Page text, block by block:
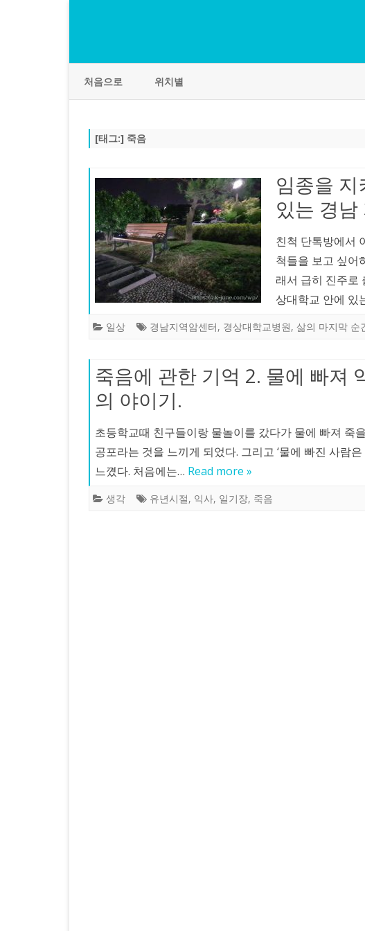
처음으로 위치별
[태그:] 죽음
임종을
있는 경남
친척 단톡방에서
척들을 보고 싶어
래서 급히 진주로
상대학교 안에 있
일상 경남지역암센터, 경상대학교병원, 삶의 마지막 순
죽음에 관한 기억 2. 물에 빠져
의 야이기.
초등학교때 친구들이랑 물놀이를 갔다가 물에 빠져 죽
공포라는 것을 느끼게 되었다. 그리고 ‘물에 빠진 사람
느꼈다. 처음에는… Read more »
생각 유년시절, 익사, 일기장, 죽음